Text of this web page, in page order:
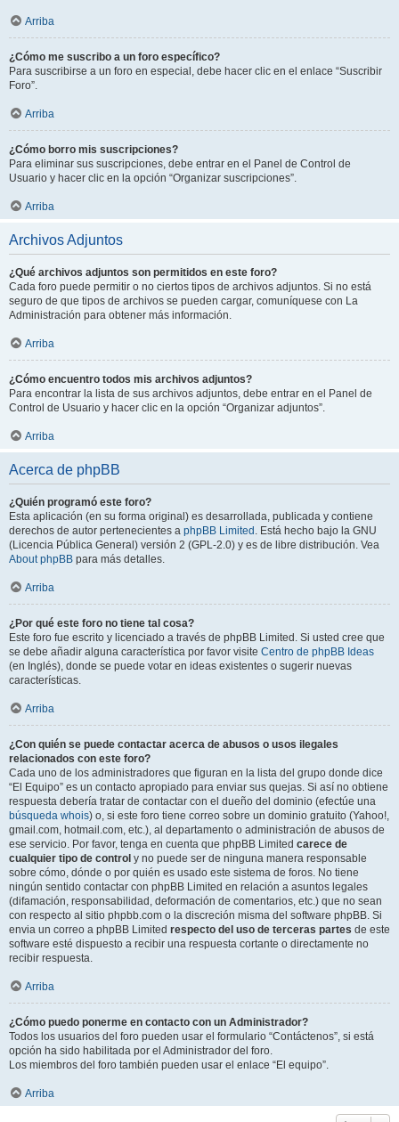
Arriba
¿Cómo me suscribo a un foro específico?
Para suscribirse a un foro en especial, debe hacer clic en el enlace “Suscribir
Foro”.
Arriba
¿Cómo borro mis suscripciones?
Para eliminar sus suscripciones, debe entrar en el Panel de Control de
Usuario y hacer clic en la opción “Organizar suscripciones”.
Arriba
Archivos Adjuntos
¿Qué archivos adjuntos son permitidos en este foro?
Cada foro puede permitir o no ciertos tipos de archivos adjuntos. Si no está
seguro de que tipos de archivos se pueden cargar, comuníquese con La
Administración para obtener más información.
Arriba
¿Cómo encuentro todos mis archivos adjuntos?
Para encontrar la lista de sus archivos adjuntos, debe entrar en el Panel de
Control de Usuario y hacer clic en la opción “Organizar adjuntos”.
Arriba
Acerca de phpBB
¿Quién programó este foro?
Esta aplicación (en su forma original) es desarrollada, publicada y contiene
derechos de autor pertenecientes a phpBB Limited . Está hecho bajo la GNU
(Licencia Pública General) versión 2 (GPL-2.0) y es de libre distribución. Vea
About phpBB para más detalles.
Arriba
¿Por qué este foro no tiene tal cosa?
Este foro fue escrito y licenciado a través de phpBB Limited. Si usted cree que
se debe añadir alguna característica por favor visite Centro de phpBB Ideas
(en Inglés), donde se puede votar en ideas existentes o sugerir nuevas
características.
Arriba
¿Con quién se puede contactar acerca de abusos o usos ilegales
relacionados con este foro?
Cada uno de los administradores que figuran en la lista del grupo donde dice
“El Equipo” es un contacto apropiado para enviar sus quejas. Si así no obtiene
respuesta debería tratar de contactar con el dueño del dominio (efectúe una
búsqueda whois) o, si este foro tiene correo sobre un dominio gratuito (Yahoo!,
gmail.com, hotmail.com, etc.), al departamento o administración de abusos de
ese servicio. Por favor, tenga en cuenta que phpBB Limited carece de
cualquier tipo de control y no puede ser de ninguna manera responsable
sobre cómo, dónde o por quién es usado este sistema de foros. No tiene
ningún sentido contactar con phpBB Limited en relación a asuntos legales
(difamación, responsabilidad, deformación de comentarios, etc.) que no sean
con respecto al sitio phpbb.com o la discreción misma del software phpBB. Si
envia un correo a phpBB Limited respecto del uso de terceras partes de este
software esté dispuesto a recibir una respuesta cortante o directamente no
recibir respuesta.
Arriba
¿Cómo puedo ponerme en contacto con un Administrador?
Todos los usuarios del foro pueden usar el formulario “Contáctenos”, si está
opción ha sido habilitada por el Administrador del foro.
Los miembros del foro también pueden usar el enlace “El equipo”.
Arriba